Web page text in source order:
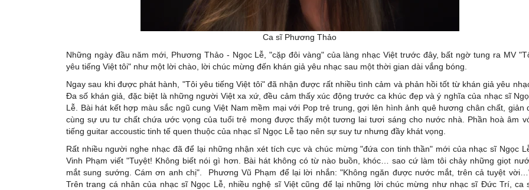
Ca sĩ Phương Thảo
Những ngày đầu năm mới, Phương Thảo - Ngọc Lễ, "cặp đôi vàng" của làng nhạc Việt trước đây, bất ngờ tung ra MV
yêu tiếng Việt tôi" như một lời chào, lời chúc mừng đến khán giả yêu nhạc sau một thời gian dài vắng bóng.
Ngay sau khi được phát hành, "Tôi yêu tiếng Việt tôi" đã nhận được rất nhiều tình cảm và phản hồi tốt từ khán giả yêu
Đa số khán giả, đặc biệt là những người Việt xa xứ, đều cảm thấy xúc động trước ca khúc đẹp và ý nghĩa của nhạc sĩ
Lễ. Bài hát kết hợp màu sắc ngũ cung Việt Nam mềm mại với Pop trẻ trung, gợi lên hình ảnh quê hương chân chất, giản
cùng sự ưu tư chất chứa ước vọng của tuổi trẻ mong được thấy một tương lai tươi sáng cho nước nhà. Phần hoà âm
tiếng guitar accoustic tinh tế quen thuộc của nhạc sĩ Ngọc Lễ tạo nên sự suy tư nhưng đầy khát vọng.
Rất nhiều người nghe nhạc đã để lại những nhận xét tích cực và chúc mừng "đứa con tinh thần" mới của nhạc sĩ Ngọc
Vinh Phạm viết "Tuyệt! Không biết nói gì hơn. Bài hát không có từ nào buồn, khóc… sao cứ làm tôi chảy những giọt
mắt sung sướng. Cám ơn anh chị". Phương Vũ Phạm để lại lời nhắn: "Không ngăn được nước mắt, trên cả tuyệt
Trên trang cá nhân của nhạc sĩ Ngọc Lễ, nhiều nghệ sĩ Việt cũng để lại những lời chúc mừng như nhạc sĩ Đức Trí, ca